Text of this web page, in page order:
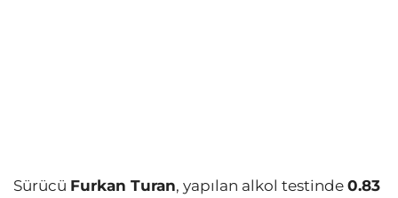
Sürücü Furkan Turan, yapılan alkol testinde 0.83